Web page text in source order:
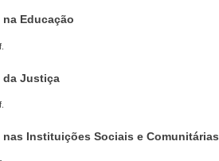
Educação
da Justiça
Instituições Sociais e Comunitárias